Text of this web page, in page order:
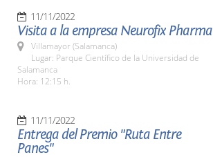
11/11/2022
Visita a la empresa Neurofix Pharma
Villamayor (Salamanca)
Lugar: Parque Científico de la Universidad de
Salamanca
Hora: 12:15 h.
11/11/2022
Entrega del Premio "Ruta Entre
Panes"